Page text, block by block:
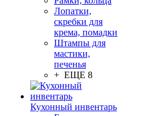
Лопатки,
скребки для
крема, помадки
Штампы для
мастики,
печенья
+ ЕЩЕ 8
Кухонный инвентарь